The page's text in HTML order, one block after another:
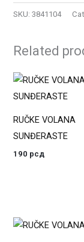
SKU:3841104
Related
RUČKE VOLANA
SUNĐERASTE
190 рсд